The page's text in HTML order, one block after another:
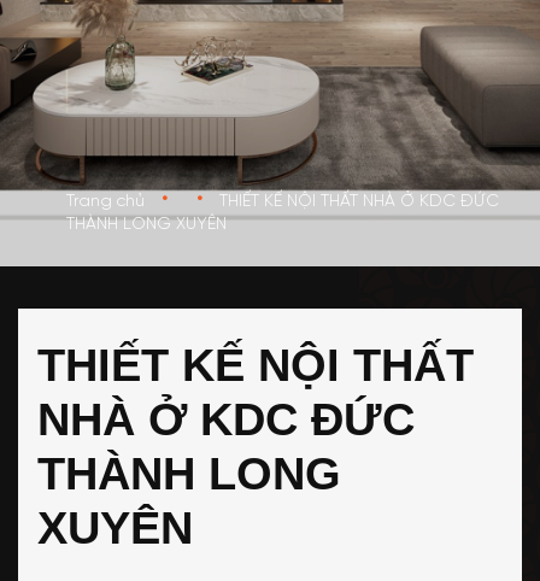
Trang chủ • •
THIẾT KẾ NỘI THẤT NHÀ Ở KDC ĐỨC
THÀNH LONG XUYÊN
THIẾT KẾ NỘI THẤT
NHÀ Ở KDC ĐỨC
THÀNH LONG
XUYÊN